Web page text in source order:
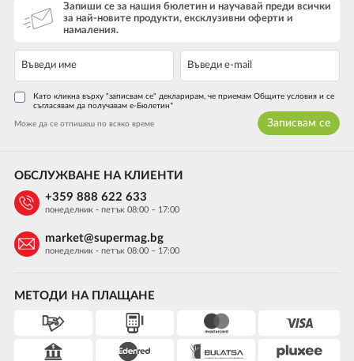
Запиши се за нашия бюлетин и научавай преди всички
за най-новите продукти, ексклузивни оферти и
намаления.
Като кликна върху "записвам се" декларирам, че приемам Общите условия и се
съгласявам да получавам е-Бюлетин*
Може да се отпишеш по всяко време Записвам се
МЕТОДИ НА ПЛАЩАНЕ
ОБСЛУЖВАНЕ НА КЛИЕНТИ
+359 888 622 633
понеделник - петък 08:00 – 17:00
market@supermag.bg
понеделник - петък 08:00 – 17:00